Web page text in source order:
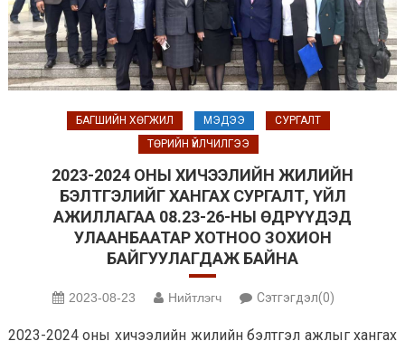
БАГШИЙН ХӨГЖИЛ МЭДЭЭ
СУРГАЛТ
ТӨРИЙН ҮЙЛЧИЛГЭЭ
2023-2024 ОНЫ ХИЧЭЭЛИЙН ЖИЛИЙН
БЭЛТГЭЛИЙГ ХАНГАХ СУРГАЛТ, ҮЙЛ
АЖИЛЛАГАА 08.23-26-НЫ ӨДРҮҮДЭД
УЛААНБААТАР ХОТНОО ЗОХИОН
БАЙГУУЛАГДАЖ БАЙНА
2023-08-23 Нийтлэгч Сэтгэгдэл(0)
2023-2024 оны хичээлийн жилийн бэлтгэл ажлыг хангах